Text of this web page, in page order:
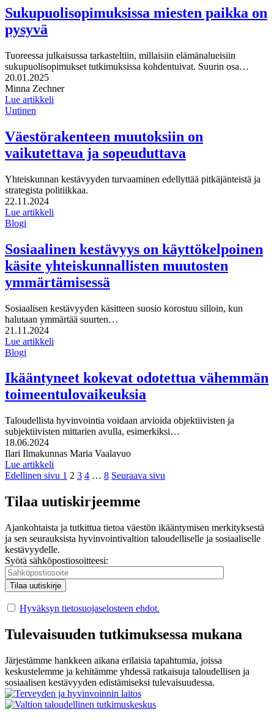
Sukupuolisopimuksissa miesten paikka on
pysyvä
Tuoreessa julkaisussa tarkasteltiin, millaisiin elämänalueisiin
sukupuolisopimukset tutkimuksissa kohdentuivat. Suurin osa…
Julkaistu:
20.01.2025
Kirjoittajat:
Minna Zechner
Lue artikkeli
Uutinen
Väestörakenteen muutoksiin on
vaikutettava ja sopeuduttava
Yhteiskunnan kestävyyden turvaaminen edellyttää pitkäjänteistä ja
strategista politiikkaa.
Julkaistu:
22.11.2024
Lue artikkeli
Blogi
Sosiaalinen kestävyys on käyttökelpoinen
käsite yhteiskunnallisten muutosten
ymmärtämisessä
Sosiaalisen kestävyyden käsitteen suosio korostuu silloin, kun
halutaan ymmärtää suurten…
Julkaistu:
21.11.2024
Lue artikkeli
Blogi
Ikääntyneet kokevat odotettua vähemmän
toimeentulovaikeuksia
Taloudellista hyvinvointia voidaan arvioida objektiivisten ja
subjektiivisten mittarien avulla, esimerkiksi…
Julkaistu:
18.06.2024
Kirjoittajat:
Ilari Ilmakunnas Maria Vaalavuo
Lue artikkeli
Edellinen sivu Page
1 Page
2 Page
3 Page
4 … Page
8 Seuraava sivu
Tilaa uutiskirjeemme
Ajankohtaista ja tutkittua tietoa väestön ikääntymisen merkityksestä
ja sen seurauksista hyvinvointivaltion taloudelliselle ja sosiaaliselle
kestävyydelle.
Syötä sähköpostiosoitteesi:
Hyväksyn tietosuojaselosteen ehdot.
Tulevaisuuden tutkimuksessa mukana
Järjestämme hankkeen aikana erilaisia tapahtumia, joissa
keskustelemme ja kehitämme yhdessä ratkaisuja taloudellisen ja
sosiaalisen kestävyyden edistämiseksi tulevaisuudessa.